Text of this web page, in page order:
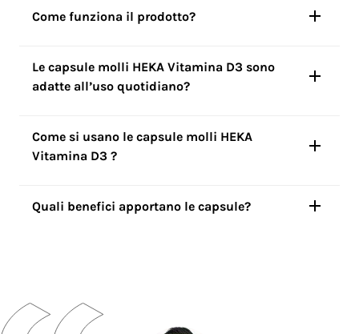
Come funziona il prodotto?
Le capsule molli HEKA Vitamina D3 sono
adatte all’uso quotidiano?
Come si usano le capsule molli HEKA
Vitamina D3 ?
Quali benefici apportano le capsule?